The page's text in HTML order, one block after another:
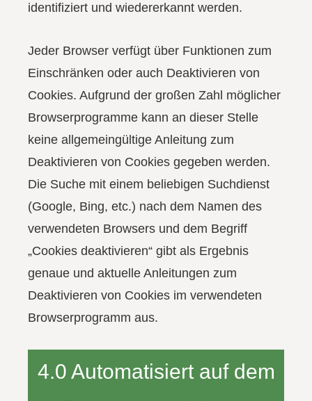
identifiziert und wiedererkannt werden.
Jeder Browser verfügt über Funktionen zum
Einschränken oder auch Deaktivieren von
Cookies. Aufgrund der großen Zahl möglicher
Browserprogramme kann an dieser Stelle
keine allgemeingültige Anleitung zum
Deaktivieren von Cookies gegeben werden.
Die Suche mit einem beliebigen Suchdienst
(Google, Bing, etc.) nach dem Namen des
verwendeten Browsers und dem Begriff
„Cookies deaktivieren“ gibt als Ergebnis
genaue und aktuelle Anleitungen zum
Deaktivieren von Cookies im verwendeten
Browserprogramm aus.
4.0 Automatisiert auf dem